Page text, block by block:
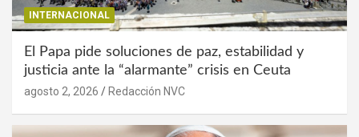
INTERNACIONAL
El Papa pide soluciones de paz, estabilidad y
justicia ante la “alarmante” crisis en Ceuta
agosto 2, 2026 Redacción NVC